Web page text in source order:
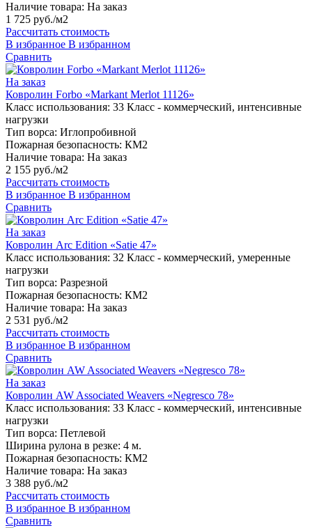
Наличие товара: На заказ
1 725 руб./м2
Рассчитать стоимость
В избранное В избранном
Сравнить
На заказ
Ковролин Forbo «Markant Merlot 11126»
Класс использования: 33 Класс - коммерческий, интенсивные
нагрузки
Тип ворса: Иглопробивной
Пожарная безопасность: КМ2
Наличие товара: На заказ
2 155 руб./м2
Рассчитать стоимость
В избранное В избранном
Сравнить
На заказ
Ковролин Arc Edition «Satie 47»
Класс использования: 32 Класс - коммерческий, умеренные
нагрузки
Тип ворса: Разрезной
Пожарная безопасность: КМ2
Наличие товара: На заказ
2 531 руб./м2
Рассчитать стоимость
В избранное В избранном
Сравнить
На заказ
Ковролин AW Associated Weavers «Negresco 78»
Класс использования: 33 Класс - коммерческий, интенсивные
нагрузки
Тип ворса: Петлевой
Ширина рулона в резке: 4 м.
Пожарная безопасность: КМ2
Наличие товара: На заказ
3 388 руб./м2
Рассчитать стоимость
В избранное В избранном
Сравнить